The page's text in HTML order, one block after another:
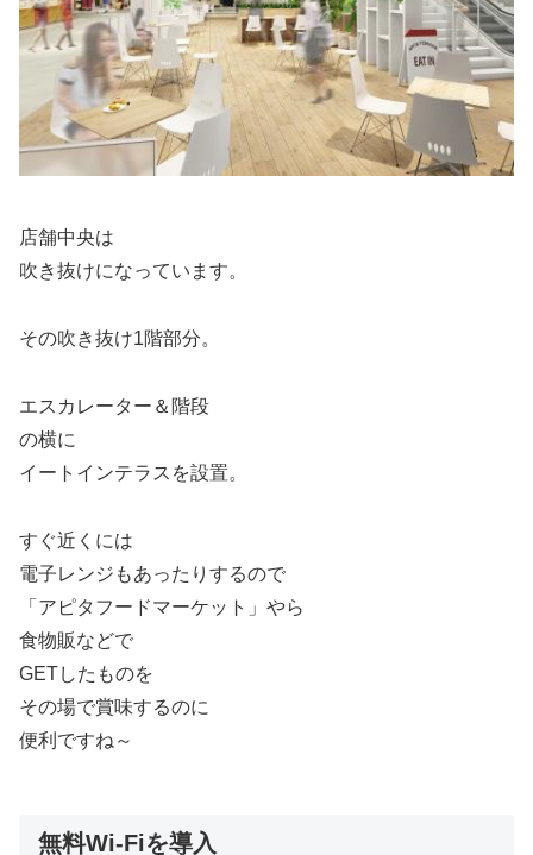
店舗中央は
吹き抜けになっています。
その吹き抜け1階部分。
エスカレーター＆階段
の横に
イートインテラスを設置。
すぐ近くには
電子レンジもあったりするので
「アピタフードマーケット」やら
食物販などで
GETしたものを
その場で賞味するのに
便利ですね～
無料Wi-Fiを導入